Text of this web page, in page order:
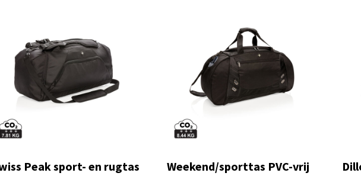
Peak sport- en rugtas
Weekend/sporttas PVC-vrij